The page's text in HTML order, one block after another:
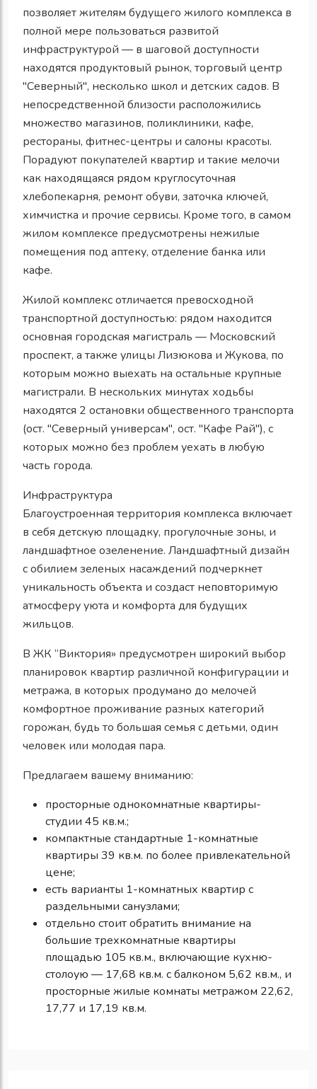
позволяет жителям будущего жилого комплекса в
полной мере пользоваться развитой
инфраструктурой — в шаговой доступности
находятся продуктовый рынок, торговый центр
"Северный", несколько школ и детских садов. В
непосредственной близости расположились
множество магазинов, поликлиники, кафе,
рестораны, фитнес-центры и салоны красоты.
Порадуют покупателей квартир и такие мелочи
как находящаяся рядом круглосуточная
хлебопекарня, ремонт обуви, заточка ключей,
химчистка и прочие сервисы. Кроме того, в самом
жилом комплексе предусмотрены нежилые
помещения под аптеку, отделение банка или
кафе.
Жилой комплекс отличается превосходной
транспортной доступностью: рядом находится
основная городская магистраль — Московский
проспект, а также улицы Лизюкова и Жукова, по
которым можно выехать на остальные крупные
магистрали. В нескольких минутах ходьбы
находятся 2 остановки общественного транспорта
(ост. "Северный универсам", ост. "Кафе Рай"), с
которых можно без проблем уехать в любую
часть города.
Инфраструктура
Благоустроенная территория комплекса включает
в себя детскую площадку, прогулочные зоны, и
ландшафтное озеленение. Ландшафтный дизайн
с обилием зеленых насаждений подчеркнет
уникальность объекта и создаст неповторимую
атмосферу уюта и комфорта для будущих
жильцов.
В ЖК “Виктория» предусмотрен широкий выбор
планировок квартир различной конфигурации и
метража, в которых продумано до мелочей
комфортное проживание разных категорий
горожан, будь то большая семья с детьми, один
человек или молодая пара.
Предлагаем вашему вниманию:
просторные однокомнатные квартиры-
студии 45 кв.м.;
компактные стандартные 1-комнатные
квартиры 39 кв.м. по более привлекательной
цене;
есть варианты 1-комнатных квартир с
раздельными санузлами;
отдельно стоит обратить внимание на
большие трехкомнатные квартиры
площадью 105 кв.м., включающие кухню-
столоую — 17,68 кв.м. с балконом 5,62 кв.м., и
просторные жилые комнаты метражом 22,62,
17,77 и 17,19 кв.м.